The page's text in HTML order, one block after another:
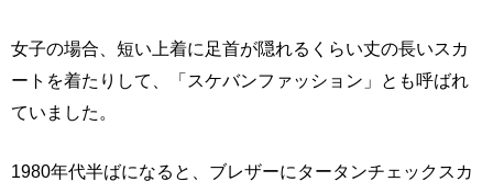
女子の場合、短い上着に足首が隠れるくらい丈の長いスカ
ートを着たりして、「スケバンファッション」とも呼ばれ
ていました。
1980年代半ばになると、ブレザーにタータンチェックスカ